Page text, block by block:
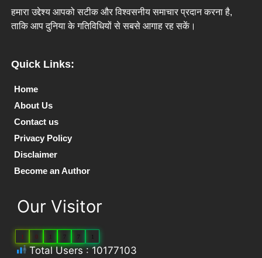
हमारा उद्देश्य आपको सटीक और विश्वसनीय समाचार प्रदान करना है,
ताकि आप दुनिया के गतिविधियों से सबसे आगाह रह सकें।
Quick Links:
Home
About Us
Contact us
Privacy Policy
Disclaimer
Become an Author
Our Visitor
1 0 1 1
Total Users : 10177103